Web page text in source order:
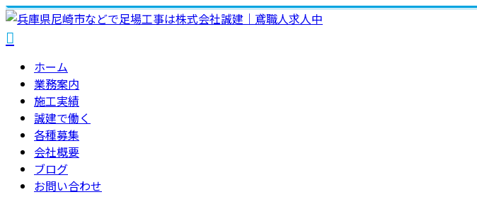
ホーム
業務案内
施工実績
誠建で働く
各種募集
会社概要
ブログ
お問い合わせ